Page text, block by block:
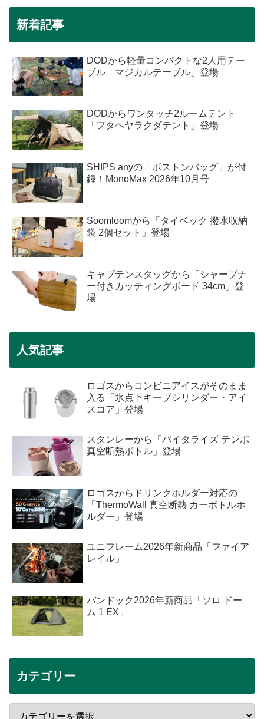
新着記事
DODから軽量コンパクトな2人用テー
ブル「マジカルテーブル」登場
DODからワンタッチ2ルームテント
「フタヘヤラクダテント」登場
SHIPS anyの「ボストンバッグ」が付
録！MonoMax 2026年10月号
Soomloomから「タイベック 撥水収納
袋 2個セット」登場
キャプテンスタッグから「シャープナ
ー付きカッティングボード 34cm」登
場
人気記事
ロゴスからコンビニアイスがそのまま
入る「氷点下キープシリンダー・アイ
スコア」登場
スタンレーから「バイタライズ テンポ
真空断熱ボトル」登場
ロゴスからドリンクホルダー対応の
「ThermoWall 真空断熱 カーボトルホ
ルダー」登場
ユニフレーム2026年新商品「ファイア
レイル」
バンドック2026年新商品「ソロ ドー
ム 1 EX」
カテゴリー